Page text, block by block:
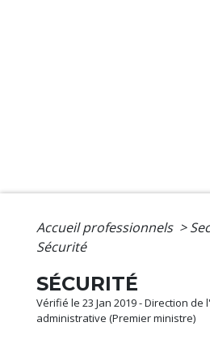
Accueil professionnels >
Sécurité
SÉCURITÉ
Vérifié le 23 Jan 2019 - Direction
administrative (Premier ministre)